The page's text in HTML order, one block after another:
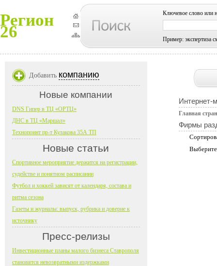
Регион
26
Ключевое слово или
Пример: экспертиза
Интернет-
Главная
Фирмы
Добавить компанию
Новые компании
DNS Гипер в ТЦ «ОРТЦ»
ДНС в ТЦ «Маршал»
Технопоинт пр-т Кулакова 35А ТП
Новые статьи
Спортивное мероприятие держится на регистрации,
судействе и понятном расписании
Футбол и хоккей зависят от календаря, состава и
ритма сезона
Газеты и журналы: выпуск, рубрика и доверие к
источнику
Пресс-релизы
Инвестиционные планы малого бизнеса Ставрополя
становятся невозвратными издержками